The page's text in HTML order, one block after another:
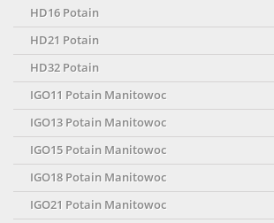
HD16 Potain
HD21 Potain
HD32 Potain
IGO11 Potain Manitowoc
IGO13 Potain Manitowoc
IGO15 Potain Manitowoc
IGO18 Potain Manitowoc
IGO21 Potain Manitowoc